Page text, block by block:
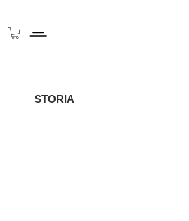
STORIA